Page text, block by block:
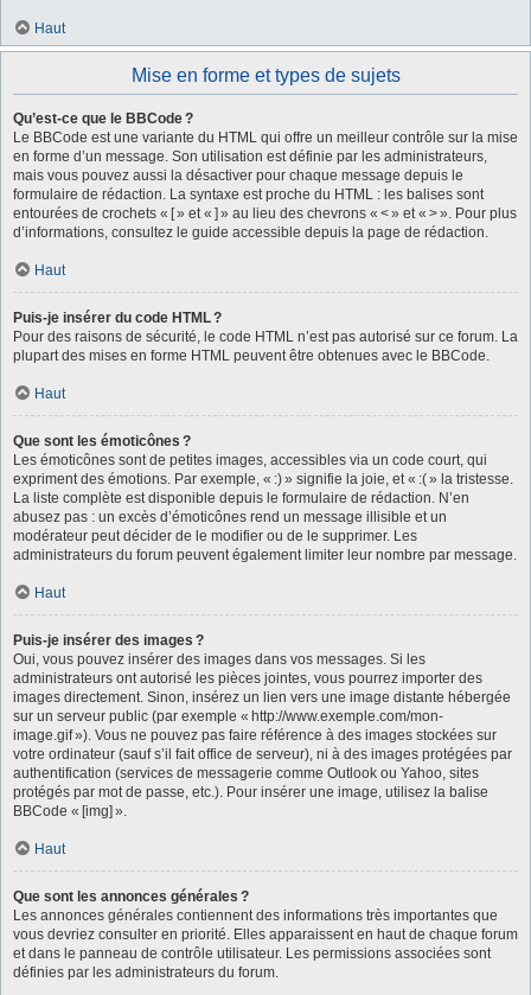
Haut
Mise en forme et types de sujets
Qu’est-ce que le BBCode ?
Le BBCode est une variante du HTML qui offre un meilleur contrôle sur la mise
en forme d’un message. Son utilisation est définie par les administrateurs,
mais vous pouvez aussi la désactiver pour chaque message depuis le
formulaire de rédaction. La syntaxe est proche du HTML : les balises sont
entourées de crochets « [ » et « ] » au lieu des chevrons « < » et « > ». Pour plus
d’informations, consultez le guide accessible depuis la page de rédaction.
Haut
Puis-je insérer du code HTML ?
Pour des raisons de sécurité, le code HTML n’est pas autorisé sur ce forum. La
plupart des mises en forme HTML peuvent être obtenues avec le BBCode.
Haut
Que sont les émoticônes ?
Les émoticônes sont de petites images, accessibles via un code court, qui
expriment des émotions. Par exemple, « :) » signifie la joie, et « :( » la tristesse.
La liste complète est disponible depuis le formulaire de rédaction. N’en
abusez pas : un excès d’émoticônes rend un message illisible et un
modérateur peut décider de le modifier ou de le supprimer. Les
administrateurs du forum peuvent également limiter leur nombre par message.
Haut
Puis-je insérer des images ?
Oui, vous pouvez insérer des images dans vos messages. Si les
administrateurs ont autorisé les pièces jointes, vous pourrez importer des
images directement. Sinon, insérez un lien vers une image distante hébergée
sur un serveur public (par exemple « http://www.exemple.com/mon-
image.gif »). Vous ne pouvez pas faire référence à des images stockées sur
votre ordinateur (sauf s’il fait office de serveur), ni à des images protégées par
authentification (services de messagerie comme Outlook ou Yahoo, sites
protégés par mot de passe, etc.). Pour insérer une image, utilisez la balise
BBCode « [img] ».
Haut
Que sont les annonces générales ?
Les annonces générales contiennent des informations très importantes que
vous devriez consulter en priorité. Elles apparaissent en haut de chaque forum
et dans le panneau de contrôle utilisateur. Les permissions associées sont
définies par les administrateurs du forum.